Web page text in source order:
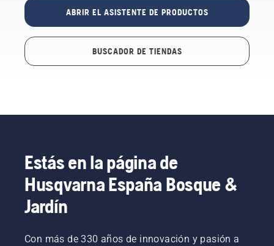
ABRIR EL ASISTENTE DE PRODUCTOS
BUSCADOR DE TIENDAS
Estás en la página de
Husqvarna España Bosque &
Jardín
Con más de 330 años de innovación y pasión a